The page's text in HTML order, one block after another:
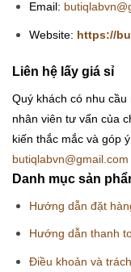
Email:
Website: https://
Liên hệ lấy giá sỉ
Quý khách có nhu
nhân viên tư vấn của
kiến thắc mắc và góp
butiqlabvn@gmail.com
Danh mục sản
Hướng dẫn đặt
Hướng dẫn thanh
Điều khoản và